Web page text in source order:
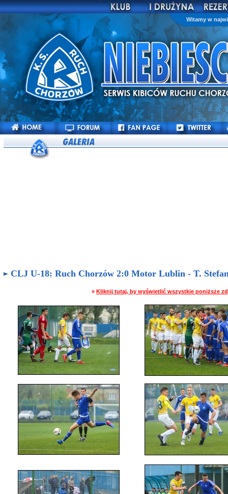
Witamy w
CLJ U-18: Ruch Chorzów 2:0 Motor Lublin - T.
» Kliknij tutaj, by wyświetlić wszystkie poniższe